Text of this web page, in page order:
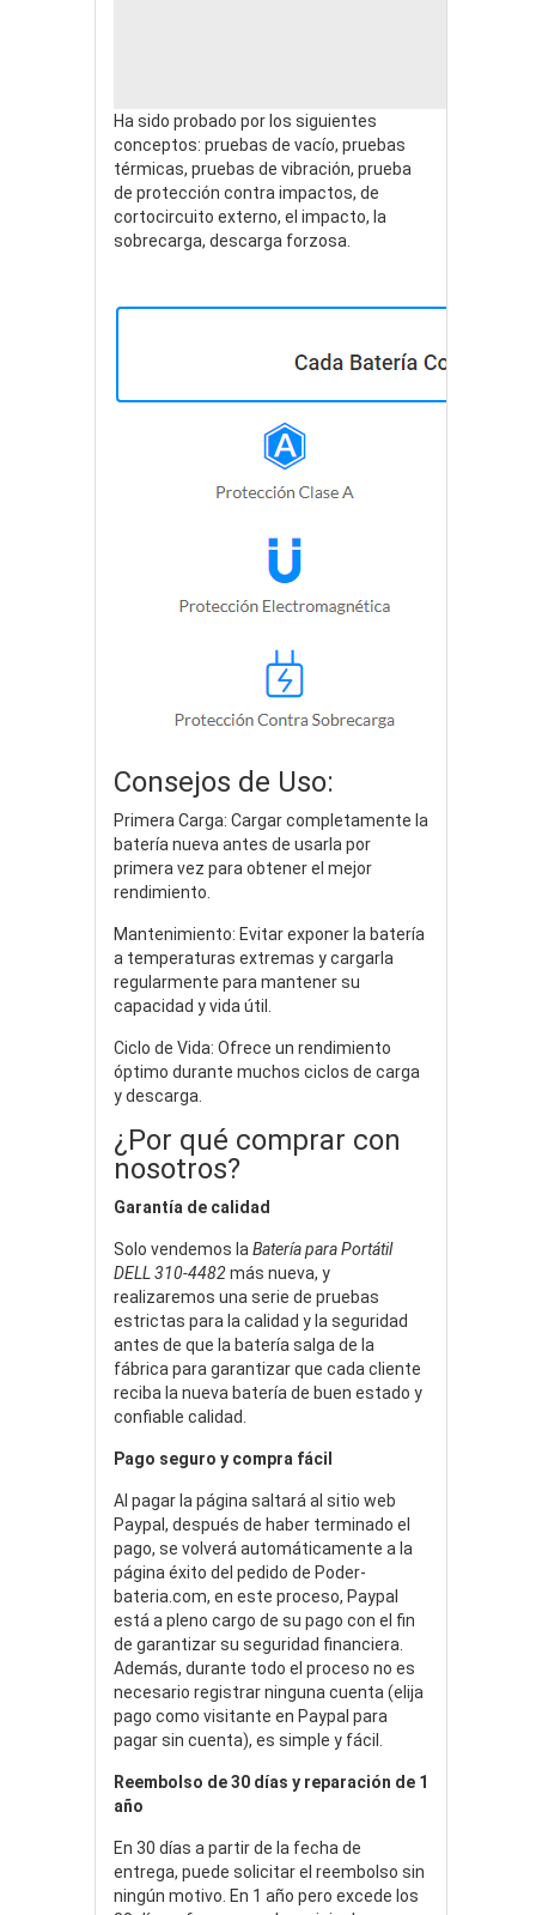
Ha sido probado por los siguientes
conceptos: pruebas de vacío, pruebas
térmicas, pruebas de vibración, prueba
de protección contra impactos, de
cortocircuito externo, el impacto, la
sobrecarga, descarga forzosa.
Consejos de Uso:
Primera Carga: Cargar completamente la
batería nueva antes de usarla por
primera vez para obtener el mejor
rendimiento.
Mantenimiento: Evitar exponer la batería
a temperaturas extremas y cargarla
regularmente para mantener su
capacidad y vida útil.
Ciclo de Vida: Ofrece un rendimiento
óptimo durante muchos ciclos de carga
y descarga.
¿Por qué comprar con
nosotros?
Garantía de calidad
Solo vendemos la Batería para Portátil
DELL 310-4482más nueva, y
realizaremos una serie de pruebas
estrictas para la calidad y la seguridad
antes de que la batería salga de la
fábrica para garantizar que cada cliente
reciba la nueva batería de buen estado y
confiable calidad.
Pago seguro y compra fácil
Al pagar la página saltará al sitio web
Paypal, después de haber terminado el
pago, se volverá automáticamente a la
página éxito del pedido de Poder-
bateria.com, en este proceso, Paypal
está a pleno cargo de su pago con el fin
de garantizar su seguridad financiera.
Además, durante todo el proceso no es
necesario registrar ninguna cuenta (elija
pago como visitante en Paypal para
pagar sin cuenta), es simple y fácil.
Reembolso de 30 días y reparación de 1
año
En 30 días a partir de la fecha de
entrega, puede solicitar el reembolso sin
ningún motivo. En 1 año pero excede los